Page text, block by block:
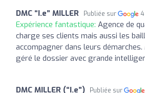
DMC “I.e” MILLER Publiée sur
Expérience fantastique: Agence de
charge ses clients mais aussi les
accompagner dans leurs démarches.
géré le dossier avec grande
DMC MILLER (“I.e”) Publiée sur